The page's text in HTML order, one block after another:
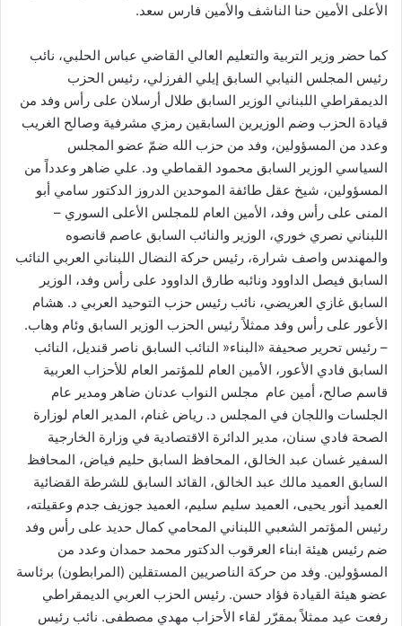
الأعلى الأمين حنا الناشف والأمين فارس سعد.
كما حضر وزير التربية والتعليم العالي القاضي عباس الحلبي، نائب
رئيس المجلس النيابي السابق إيلي الفرزلي، رئيس الحزب
الديمقراطي اللبناني الوزير السابق طلال أرسلان على رأس وفد من
قيادة الحزب وضم الوزيرين السابقين رمزي مشرفية وصالح الغريب
وعدد من المسؤولين، وفد من حزب الله ضمّ عضو المجلس
السياسي الوزير السابق محمود القماطي ود. علي ضاهر وعدداً من
المسؤولين، شيخ عقل طائفة الموحدين الدروز الدكتور سامي أبو
المنى على رأس وفد، الأمين العام للمجلس الأعلى السوري –
اللبناني نصري خوري، الوزير والنائب السابق عاصم قانصوه
والمهندس واصف شرارة، رئيس حركة النضال اللبناني العربي النائب
السابق فيصل الداوود ونائبه طارق الداوود على رأس وفد، الوزير
السابق غازي العريضي، نائب رئيس حزب التوحيد العربي د. هشام
الأعور على رأس وفد ممثلاً رئيس الحزب الوزير السابق وئام وهاب.
– رئيس تحرير صحيفة «البناء« النائب السابق ناصر قنديل، النائب
السابق فادي الأعور، الأمين العام للمؤتمر العام للأحزاب العربية
قاسم صالح، أمين عام مجلس النواب عدنان ضاهر ومدير عام
الجلسات واللجان في المجلس د. رياض غنام، المدير العام لوزارة
الصحة فادي سنان، مدير الدائرة الاقتصادية في وزارة الخارجية
السفير غسان عبد الخالق، المحافظ السابق حليم فياض، المحافظ
السابق العميد مالك عبد الخالق، القائد السابق للشرطة القضائية
العميد أنور يحيى، العميد سليم سليم، العميد جوزيف جدم وعقيلته،
رئيس المؤتمر الشعبي اللبناني المحامي كمال حديد على رأس وفد
ضم رئيس هيئة ابناء العرقوب الدكتور محمد حمدان وعدد من
المسؤولين. وفد من حركة الناصريين المستقلين (المرابطون) برئاسة
عضو هيئة القيادة فؤاد حسن. رئيس الحزب العربي الديمقراطي
رفعت عيد ممثلاً بمقرّر لقاء الأحزاب مهدي مصطفى. نائب رئيس